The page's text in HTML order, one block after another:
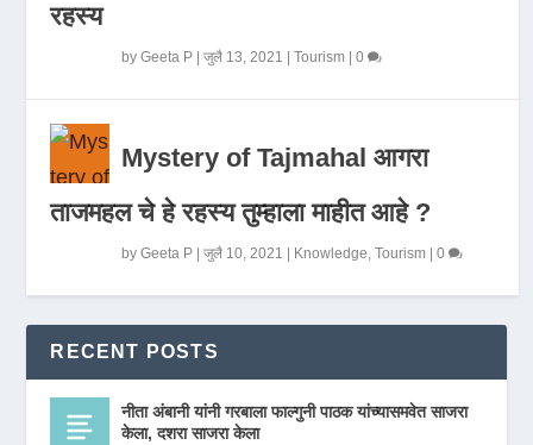
रहस्य
byGeeta P |जुलै 13, 2021 |Tourism |0
Mystery of Tajmahal आगरा
ताजमहल चे हे रहस्य तुम्हाला माहीत आहे ?
byGeeta P |जुलै 10, 2021 Knowledge,Tourism |0
RECENT POSTS
नीता अंबानी यांनी गरबाला फाल्गुनी पाठक यांच्यासमवेत साजरा
केला, दशरा साजरा केला